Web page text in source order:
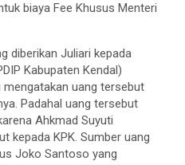
biaya Fee Khusus Menteri
diberikan Juliari kepada
Kabupaten Kendal)
mengatakan uang tersebut
Padahal uang tersebut
Ahkmad Suyuti
kepada KPK. Sumber uang
Joko Santoso yang